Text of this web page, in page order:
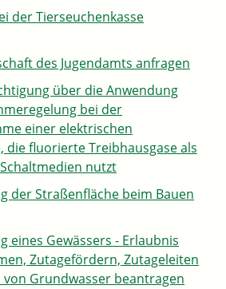
der Tierseuchenkasse
des Jugendamts anfragen
über die Anwendung
bei der
einer elektrischen
die fluorierte Treibhausgase als
nutzt
der Straßenfläche beim Bauen
eines Gewässers - Erlaubnis
Zutagefördern, Zutageleiten
Grundwasser beantragen